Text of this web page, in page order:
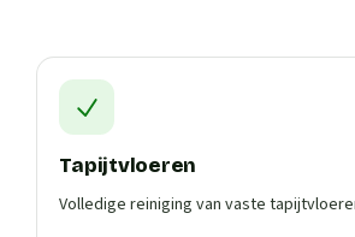
Tapijtvloeren
Volledige reiniging van vaste